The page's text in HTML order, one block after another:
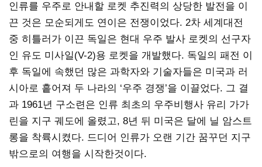
인류를 우주로 안내할 로켓 추진력의 상당한 발전을 이
끈 것은 모순되게도 연이은 전쟁이었다. 2차 세계대전
중 히틀러가 이끈 독일은 현대 우주 발사 로켓의 선구자
인 유도 미사일(V-2)용 로켓을 개발했다. 독일의 패전 이
후 독일에 속했던 많은 과학자와 기술자들은 미국과 러
시아로 흩어져 두 나라의 ‘우주 경쟁’을 이끌었다. 그 결
과 1961년 구소련은 인류 최초의 우주비행사 유리 가가
린을 지구 궤도에 올렸고, 8년 뒤 미국은 달에 닐 암스트
롱을 착륙시켰다. 드디어 인류가 오랜 기간 꿈꾸던 지구
밖으로의 여행을 시작한것이다.